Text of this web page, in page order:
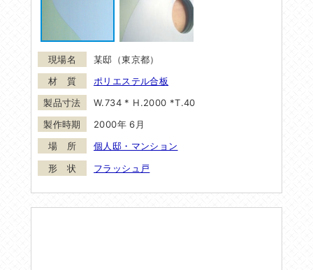
某邸（東京都）
ポリエステル合板
W.734 * H.2000 *T.40
2000年 6月
個人邸・マンション
フラッシュ戸